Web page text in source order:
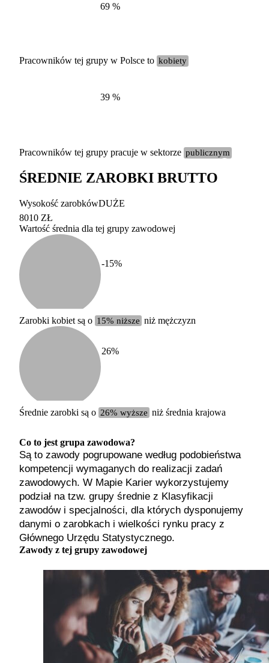
duży
100-200 tysięcy
69 %
Pracowników tej grupy w Polsce to kobiety
39 %
Pracowników tej grupy pracuje w sektorze publicznym
ŚREDNIE ZAROBKI BRUTTO
średnie
Wysokość zarobkówDUŻE
8010 ZŁ
Wartość średnia dla tej grupy zawodowej
-15%
Zarobki kobiet są o 15% niższe niż mężczyzn
26%
Średnie zarobki są o 26% wyższe niż średnia krajowa
Co to jest grupa zawodowa?
Są to zawody pogrupowane według podobieństwa
kompetencji wymaganych do realizacji zadań
zawodowych. W Mapie Karier wykorzystujemy
podział na tzw. grupy średnie z Klasyfikacji
zawodów i specjalności, dla których dysponujemy
danymi o zarobkach i wielkości rynku pracy z
Głównego Urzędu Statystycznego.
Zawody z tej grupy zawodowej